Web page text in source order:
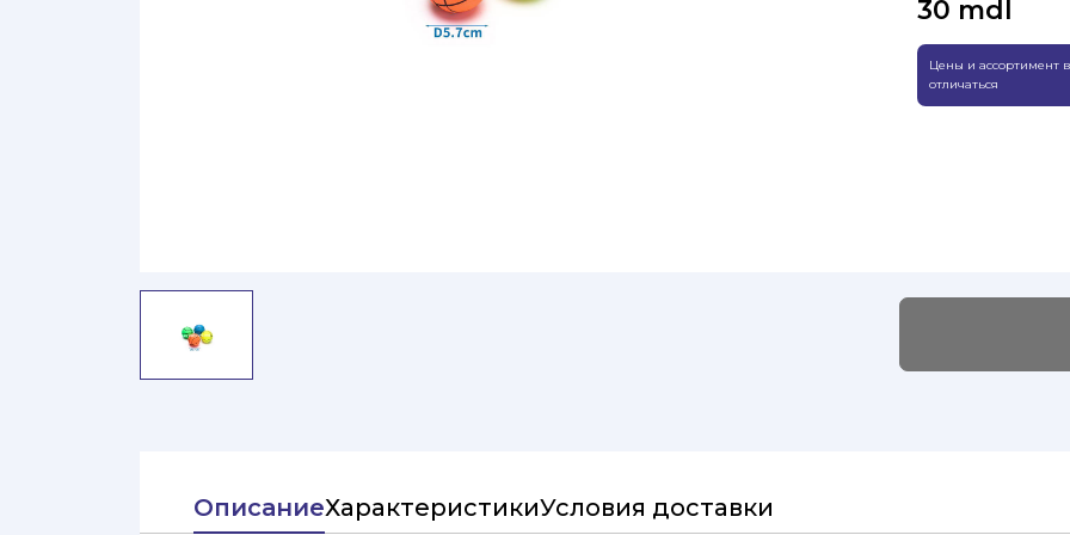
30 mdl
Цены и ассортимент
отличаться
ОписаниеХарактеристикиУсловия доставки